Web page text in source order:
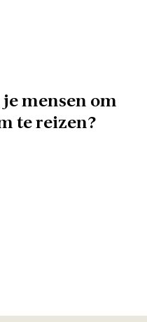
mensen om
te reizen?